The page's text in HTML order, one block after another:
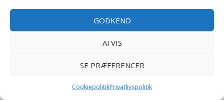
GODKEND
AFVIS
SE PRÆFERENCER
CookiepolitikPrivatlivspolitik
Hape Stablelegetøj
Konges Sløjd Stablelegetøj
SES Creative Stablelegetøj